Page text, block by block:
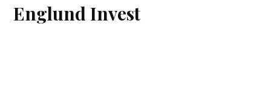
Englund Invest